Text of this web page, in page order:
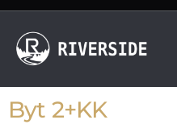
Byt 2+KK